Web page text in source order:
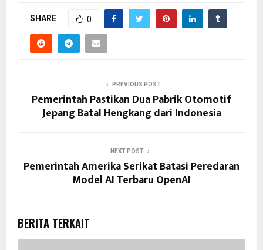
SHARE 0
PREVIOUS POST
Pemerintah Pastikan Dua Pabrik Otomotif
Jepang Batal Hengkang dari Indonesia
NEXT POST
Pemerintah Amerika Serikat Batasi Peredaran
Model AI Terbaru OpenAI
BERITA TERKAIT